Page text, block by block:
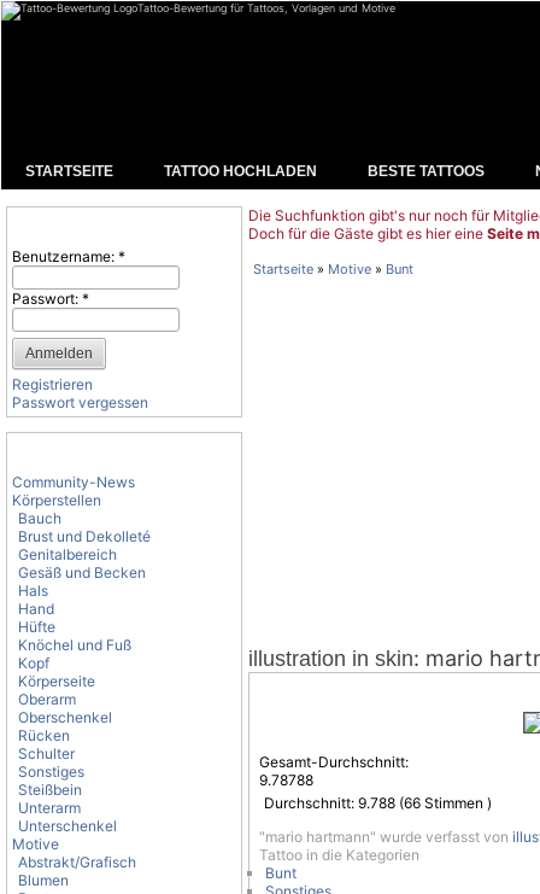
Tattoo-Bewertung für Tattoos, Vorlagen und Motive
STARTSEITE TATTOO HOCHLADEN BESTE TATTOOS
Benutzername: *
Passwort: *
Registrieren
Passwort vergessen
Community-News
Körperstellen
Bauch
Brust und Dekolleté
Genitalbereich
Gesäß und Becken
Hals
Hand
Hüfte
Knöchel und Fuß
Kopf
Körperseite
Oberarm
Oberschenkel
Rücken
Schulter
Sonstiges
Steißbein
Unterarm
Unterschenkel
Motive
Abstrakt/Grafisch
Blumen
Die Suchfunktion gibt's nur noch für
Doch für die Gäste gibt es hier eine Seite
Startseite » Motive » Bunt
illustration in skin: mario
Gesamt-Durchschnitt:
9.78788
Durchschnitt: 9.788 (66 Stimmen )
"mario hartmann" wurde verfasst von
Tattoo in die Kategorien
Bunt